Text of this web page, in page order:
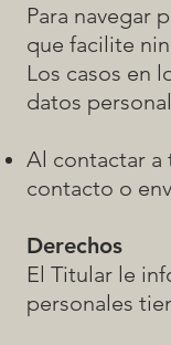
Para navegar
que facilite
Los casos en
datos
Al contactar a
contacto o
Derechos
El Titular le
personales